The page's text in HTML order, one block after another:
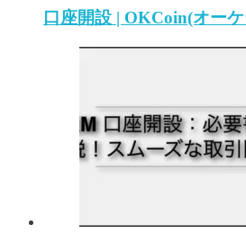
口座開設 | OKCoin(オー